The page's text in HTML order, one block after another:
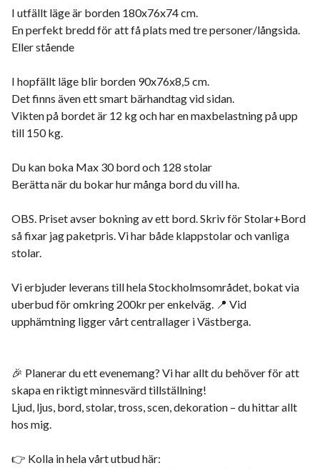
I utfällt läge är borden 180x76x74 cm.
En perfekt bredd för att få plats med tre personer/långsida.
Eller stående
I hopfällt läge blir borden 90x76x8,5 cm.
Det finns även ett smart bärhandtag vid sidan.
Vikten på bordet är 12 kg och har en maxbelastning på upp
till 150 kg.
Du kan boka Max 30 bord och 128 stolar
Berätta när du bokar hur många bord du vill ha.
OBS. Priset avser bokning av ett bord. Skriv för Stolar+Bord
så fixar jag paketpris. Vi har både klappstolar och vanliga
stolar.
Vi erbjuder leverans till hela Stockholmsområdet, bokat via
uberbud för omkring 200kr per enkelväg. 📍 Vid
upphämtning ligger vårt centrallager i Västberga.
🎉 Planerar du ett evenemang? Vi har allt du behöver för att
skapa en riktigt minnesvärd tillställning!
Ljud, ljus, bord, stolar, tross, scen, dekoration – du hittar allt
hos mig.
👉 Kolla in hela vårt utbud här: